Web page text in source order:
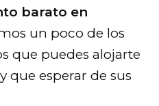
barato en
un poco de los
que puedes alojarte
que esperar de sus